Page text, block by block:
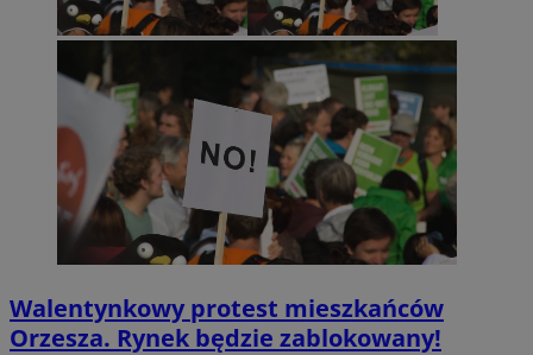
Walentynkowy protest mieszkańców
Orzesza. Rynek będzie zablokowany!